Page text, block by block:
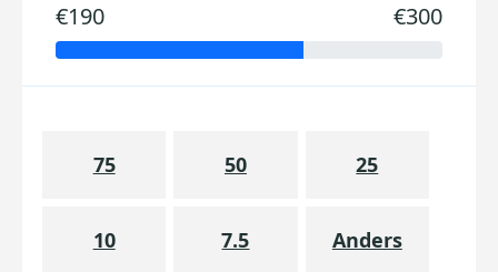
€190 €300
75 50 25
10 7.5 Anders